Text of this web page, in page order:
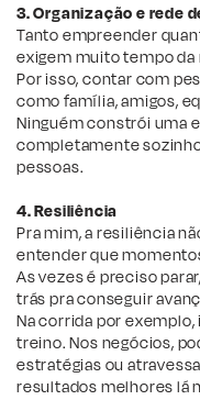
3. Organização e rede
Tanto empreender
exigem muito tempo da
Por isso, contar com
como família, amigos,
Ninguém constrói uma
completamente
pessoas.
4. Resiliência
Pra mim, a resiliência
entender que
As vezes é preciso
trás pra conseguir
Na corrida por
treino. Nos negócios,
estratégias ou
resultados melhores lá